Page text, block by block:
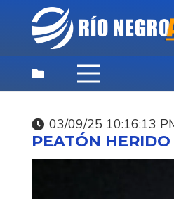
03/09/25 10:16:13
PEATÓN